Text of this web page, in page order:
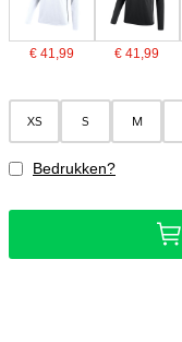
€ 41,99 € 41,99
XS S M
Bedrukken?